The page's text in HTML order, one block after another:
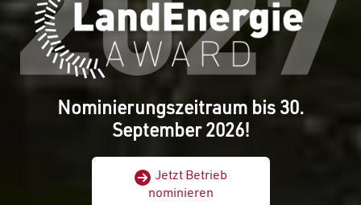
Nominierungszeitraum bis 30.
September 2026!
Jetzt Betrieb
nominieren